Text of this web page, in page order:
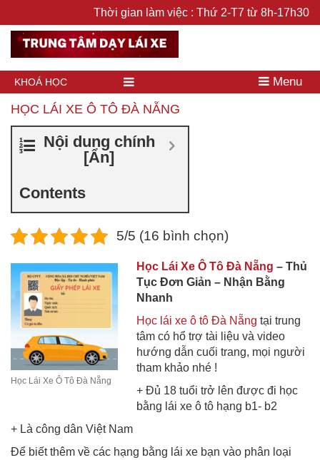
Thời gian làm việc : Thứ 2-T7 từ 8h-17h30
KHOÁ HỌC Menu
HỌC LÁI XE Ô TÔ ĐÀ NẴNG
Nội dung chính
[Ẩn]
Contents
5/5 (16 bình chọn)
Học Lái Xe Ô Tô Đà Nẵng
Học Lái Xe Ô Tô Đà Nẵng – Thủ
Tục Đơn Giản – Nhận Bằng
Nhanh
Học lái xe ô tô Đà Nẵng tại trung
tâm có hổ trợ tài liệu và video
hướng dẫn cuối trang, mọi người
tham khảo nhé !
+ Đủ 18 tuổi trở lên được đi học
bằng lái xe ô tô hạng b1- b2
+ Là công dân Việt Nam
Để biết thêm về các hạng bằng lái xe bạn vào phân loại